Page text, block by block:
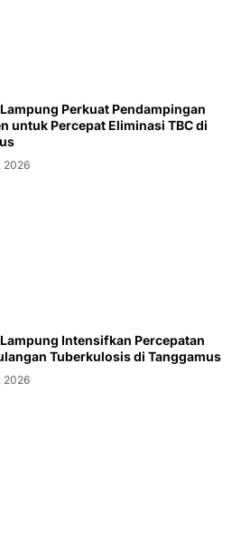
Perkuat Pendampingan
untuk Percepat Eliminasi TBC di
2026
Intensifkan Percepatan
Tuberkulosis di Tanggamus
2026